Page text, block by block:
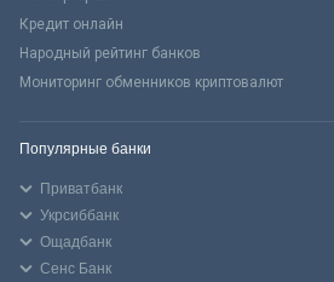
Кредит онлайн
Народный рейтинг банков
Мониторинг обменников криптовалют
Популярные банки
Приватбанк
Укрсиббанк
Ощадбанк
Сенс Банк